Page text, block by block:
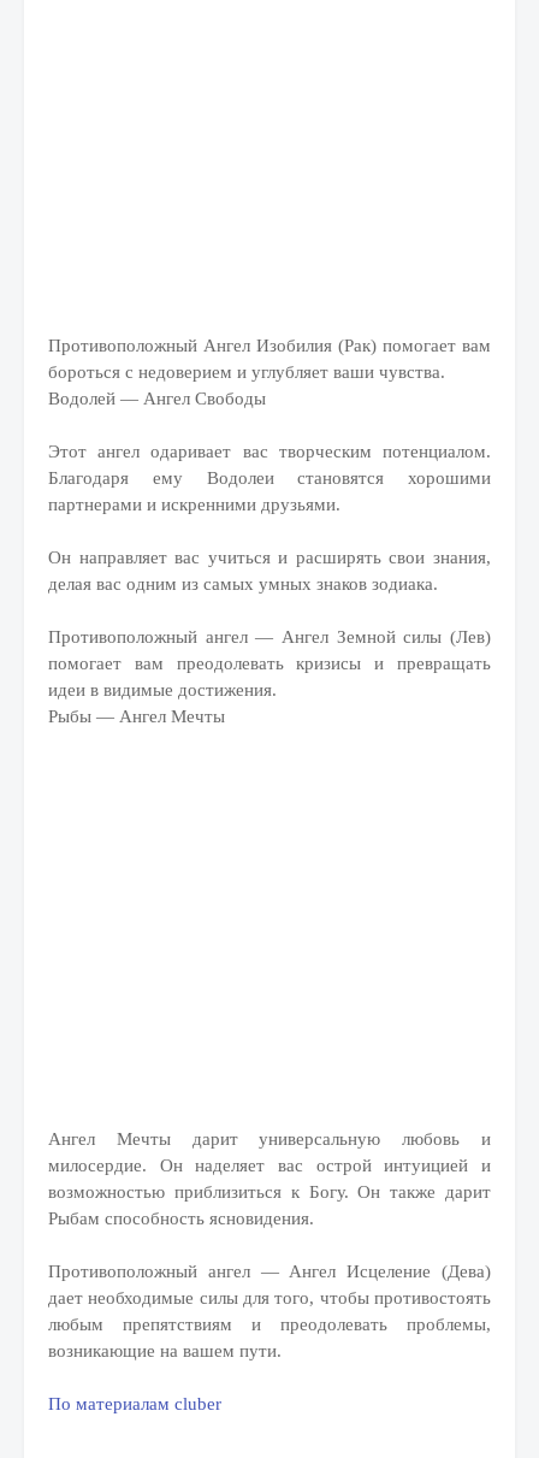
Противоположный Ангел Изобилия (Рак) помогает вам
бороться с недоверием и углубляет ваши чувства.
Водолей — Ангел Свободы
Этот ангел одаривает вас творческим потенциалом.
Благодаря ему Водолеи становятся хорошими
партнерами и искренними друзьями.
Он направляет вас учиться и расширять свои знания,
делая вас одним из самых умных знаков зодиака.
Противоположный ангел — Ангел Земной силы (Лев)
помогает вам преодолевать кризисы и превращать
идеи в видимые достижения.
Рыбы — Ангел Мечты
Ангел Мечты дарит универсальную любовь и
милосердие. Он наделяет вас острой интуицией и
возможностью приблизиться к Богу. Он также дарит
Рыбам способность ясновидения.
Противоположный ангел — Ангел Исцеление (Дева)
дает необходимые силы для того, чтобы противостоять
любым препятствиям и преодолевать проблемы,
возникающие на вашем пути.
По материалам cluber